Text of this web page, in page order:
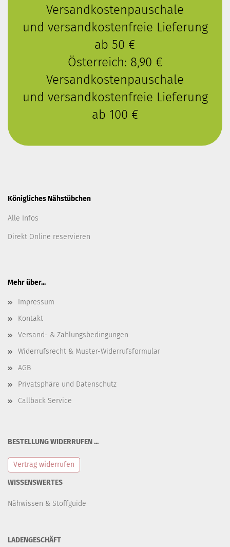
Versandkostenpauschale
und versandkostenfreie Lieferung
ab 50 €
Österreich: 8,90 €
Versandkostenpauschale
und versandkostenfreie Lieferung
ab 100 €
Königliches Nähstübchen
Alle Infos
Direkt Online reservieren
Mehr über...
Impressum
Kontakt
Versand- & Zahlungsbedingungen
Widerrufsrecht & Muster-Widerrufsformular
AGB
Privatsphäre und Datenschutz
Callback Service
BESTELLUNG WIDERRUFEN ...
Vertrag widerrufen
WISSENSWERTES
Nähwissen & Stoffguide
LADENGESCHÄFT